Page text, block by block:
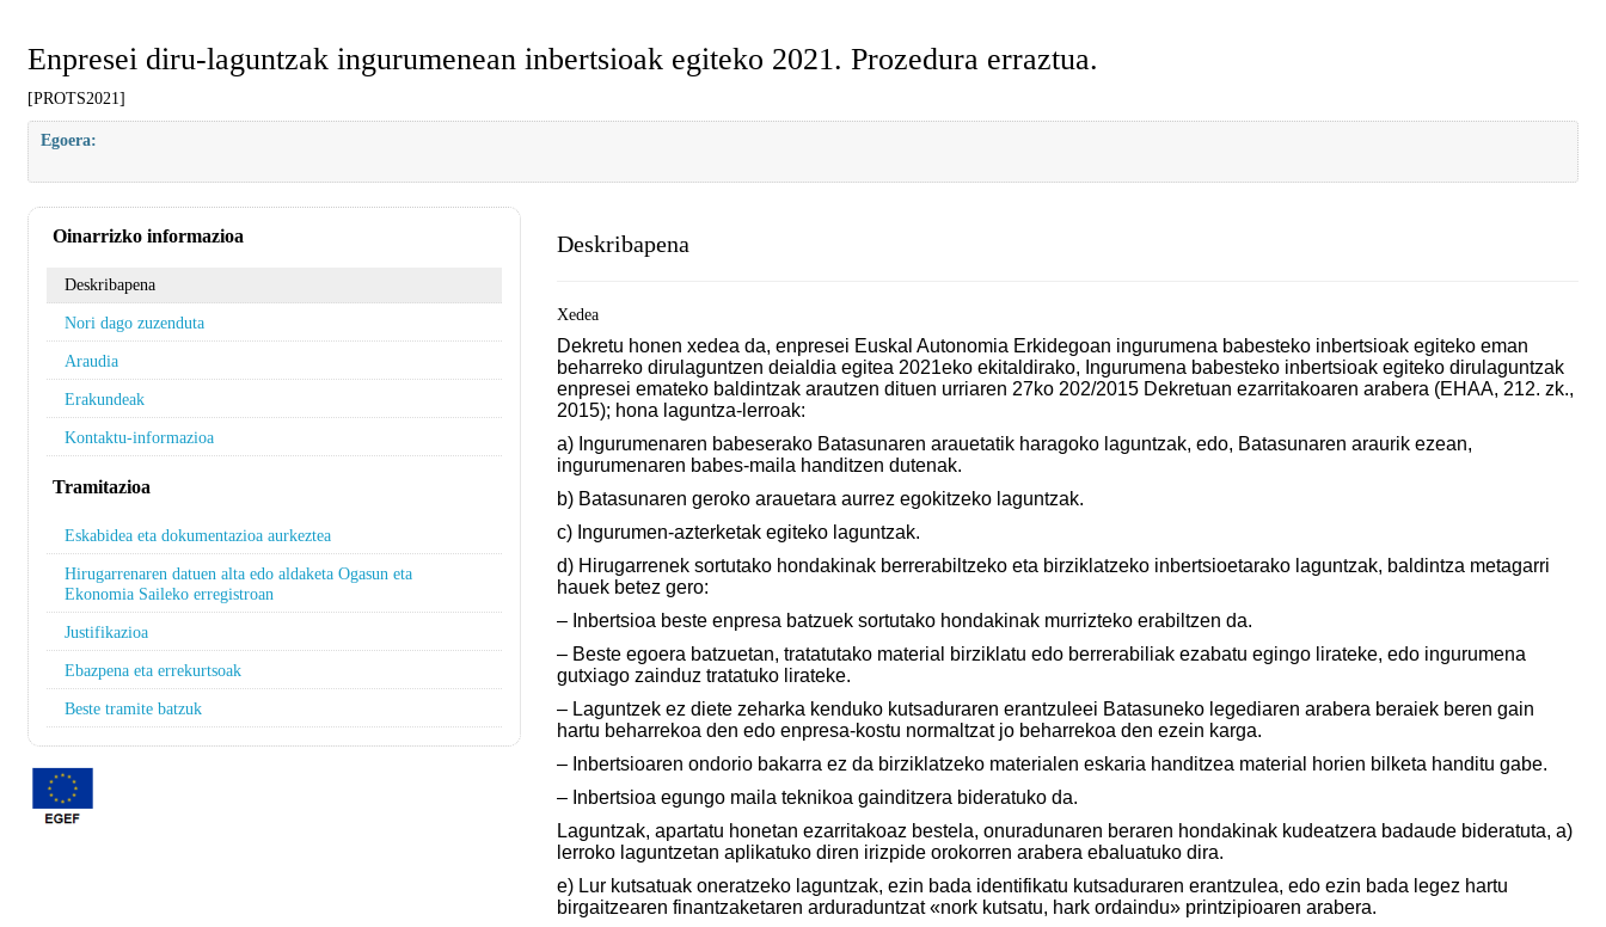
Enpresei diru-laguntzak ingurumenean inbertsioak egiteko 2021. Prozedura erraztua.
[PROTS2021]
Egoera:
Oinarrizko informazioa
Deskribapena
Nori dago zuzenduta
Araudia
Erakundeak
Kontaktu-informazioa
Tramitazioa
Eskabidea eta dokumentazioa aurkeztea
Hirugarrenaren datuen alta edo aldaketa Ogasun eta
Ekonomia Saileko erregistroan
Justifikazioa
Ebazpena eta errekurtsoak
Beste tramite batzuk
Deskribapena
Xedea
Dekretu honen xedea da, enpresei Euskal Autonomia Erkidegoan ingurumena babesteko inbertsioak egiteko eman
beharreko dirulaguntzen deialdia egitea 2021eko ekitaldirako, Ingurumena babesteko inbertsioak egiteko dirulaguntzak
enpresei emateko baldintzak arautzen dituen urriaren 27ko 202/2015 Dekretuan ezarritakoaren arabera (EHAA, 212. zk.,
2015); hona laguntza-lerroak:
a) Ingurumenaren babeserako Batasunaren arauetatik haragoko laguntzak, edo, Batasunaren araurik ezean,
ingurumenaren babes-maila handitzen dutenak.
b) Batasunaren geroko arauetara aurrez egokitzeko laguntzak.
c) Ingurumen-azterketak egiteko laguntzak.
d) Hirugarrenek sortutako hondakinak berrerabiltzeko eta birziklatzeko inbertsioetarako laguntzak, baldintza metagarri
hauek betez gero:
– Inbertsioa beste enpresa batzuek sortutako hondakinak murrizteko erabiltzen da.
– Beste egoera batzuetan, tratatutako material birziklatu edo berrerabiliak ezabatu egingo lirateke, edo ingurumena
gutxiago zainduz tratatuko lirateke.
– Laguntzek ez diete zeharka kenduko kutsaduraren erantzuleei Batasuneko legediaren arabera beraiek beren gain
hartu beharrekoa den edo enpresa-kostu normaltzat jo beharrekoa den ezein karga.
– Inbertsioaren ondorio bakarra ez da birziklatzeko materialen eskaria handitzea material horien bilketa handitu gabe.
– Inbertsioa egungo maila teknikoa gainditzera bideratuko da.
Laguntzak, apartatu honetan ezarritakoaz bestela, onuradunaren beraren hondakinak kudeatzera badaude bideratuta, a)
lerroko laguntzetan aplikatuko diren irizpide orokorren arabera ebaluatuko dira.
e) Lur kutsatuak oneratzeko laguntzak, ezin bada identifikatu kutsaduraren erantzulea, edo ezin bada legez hartu
birgaitzearen finantzaketaren arduraduntzat «nork kutsatu, hark ordaindu» printzipioaren arabera.